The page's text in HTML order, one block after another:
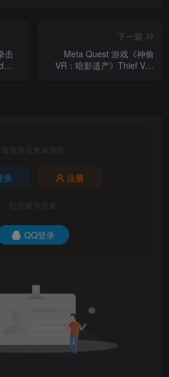
击
下一篇
Meta Quest 游戏《神偷
VR：暗影遗产》Thief VR:
请登录后发表评论
录 注册
社交账号登录
QQ登录